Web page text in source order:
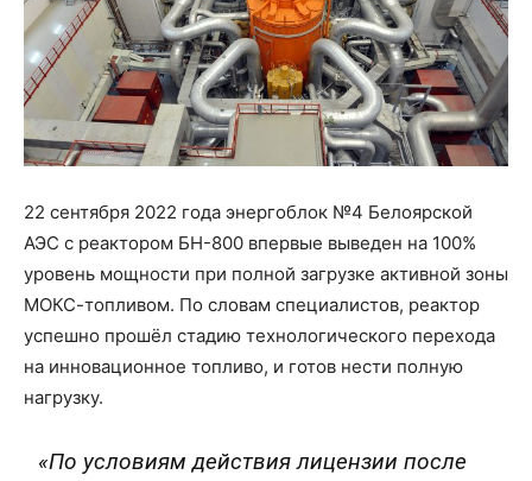
22 сентября 2022 года энергоблок №4 Белоярской
АЭС с реактором БН-800 впервые выведен на 100%
уровень мощности при полной загрузке активной зоны
МОКС-топливом. По словам специалистов, реактор
успешно прошёл стадию технологического перехода
на инновационное топливо, и готов нести полную
нагрузку.
«По условиям действия лицензии после